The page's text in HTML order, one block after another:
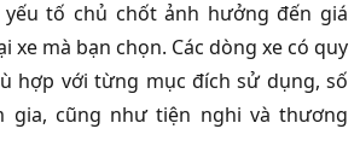
tố chủ chốt ảnh hưởng đến giá
xe mà bạn chọn. Các dòng xe có quy
hợp với từng mục đích sử dụng, số
gia, cũng như tiện nghi và thương